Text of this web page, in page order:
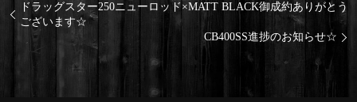
ドラッグスター250ニューロッド×MATT BLACK御成約ありがとう
ございます☆
CB400SS進捗のお知らせ☆